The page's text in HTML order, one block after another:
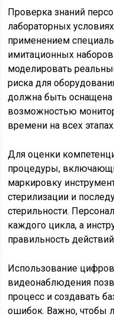
Проверка знаний
лабораторных
применением
имитационных
моделировать
риска для
должна быть оснащена
возможностью
времени на всех этапах.
Для оценки
процедуры,
маркировку
стерилизации и
стерильности.
каждого цикла, а
правильность
Использование
видеонаблюдения
процесс и создавать
ошибок. Важно, чтобы